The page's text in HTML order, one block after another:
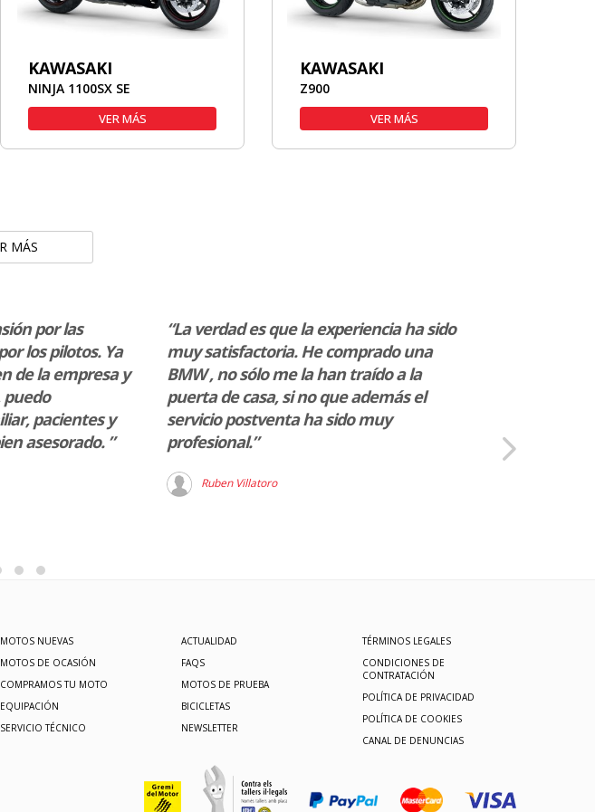
KAWASAKI
NINJA 1100SX SE
VER MÁS
KAWASAKI
Z900
VER MÁS
MÁS
por las
los pilotos. Ya
de la empresa y
puedo
pacientes y
asesorado. ”
“La verdad es que la experiencia ha sido
muy satisfactoria. He comprado una
BMW , no sólo me la han traído a la
puerta de casa, si no que además el
servicio postventa ha sido muy
profesional.”
Ruben Villatoro
MOTOS NUEVAS
MOTOS DE OCASIÓN
COMPRAMOS TU MOTO
EQUIPACIÓN
SERVICIO TÉCNICO
ACTUALIDAD
FAQS
MOTOS DE PRUEBA
BICICLETAS
NEWSLETTER
TÉRMINOS LEGALES
CONDICIONES DE
CONTRATACIÓN
POLÍTICA DE PRIVACIDAD
POLÍTICA DE COOKIES
CANAL DE DENUNCIAS